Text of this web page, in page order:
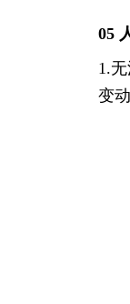
05
1.
变动